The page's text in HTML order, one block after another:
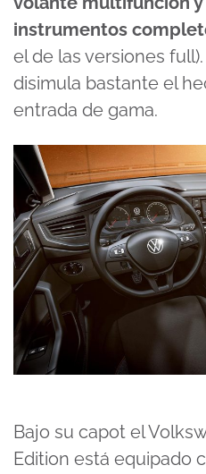
instrumentos
el de las versiones
disimula bastante el
entrada de gama.
Bajo su capot el
Edition está equipado